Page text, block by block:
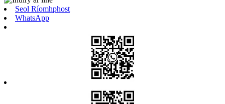
Seol Ríomhphost
WhatsApp